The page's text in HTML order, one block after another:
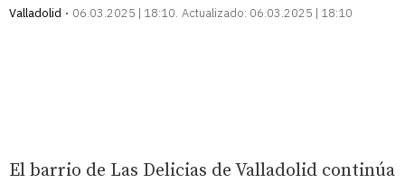
Valladolid
06.03.2025 | 18:10 Actualizado: 06.03.2025 | 18:10
El barrio de Las Delicias de Valladolid continúa